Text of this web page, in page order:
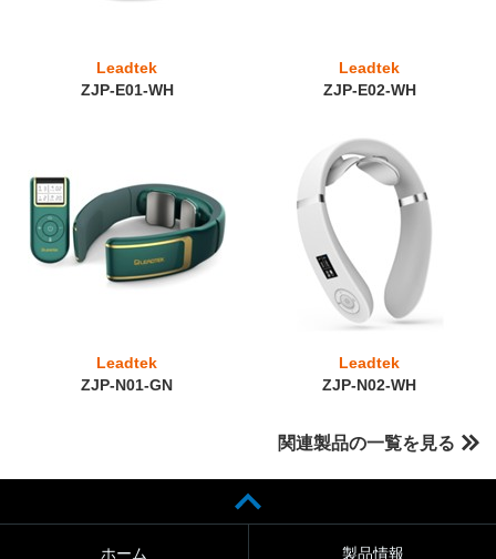
Leadtek
ZJP-E01-WH
Leadtek
ZJP-E02-WH
Leadtek
ZJP-N01-GN
Leadtek
ZJP-N02-WH
関連製品の一覧を見る
ホーム 製品情報